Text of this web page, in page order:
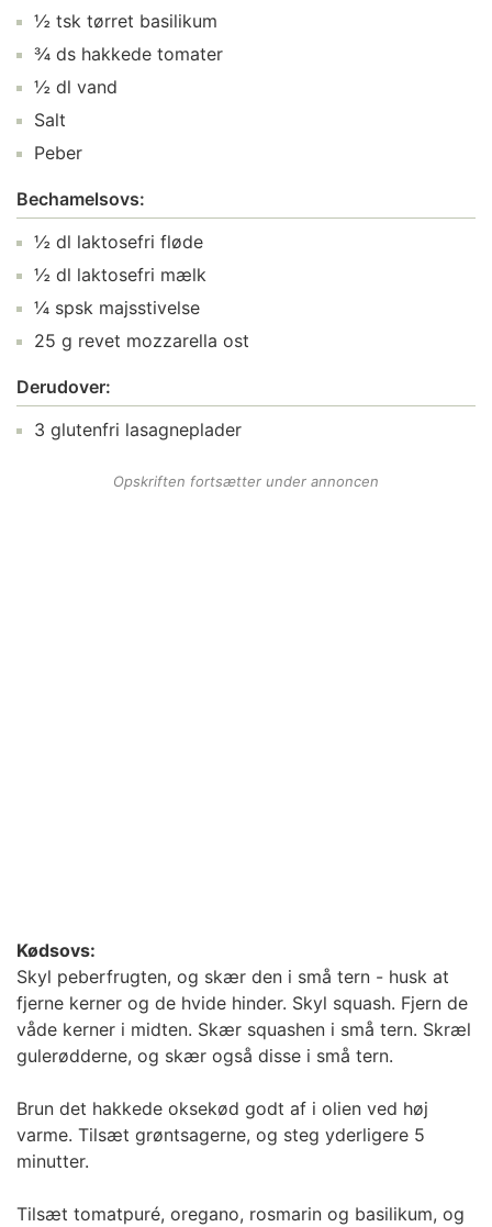
½ tsk tørret basilikum
¾ ds hakkede tomater
½ dl vand
Salt
Peber
Bechamelsovs:
½ dl laktosefri fløde
½ dl laktosefri mælk
¼ spsk majsstivelse
25 g revet mozzarella ost
Derudover:
3 glutenfri lasagneplader
Opskriften fortsætter under annoncen
Kødsovs:
Skyl peberfrugten, og skær den i små tern - husk at
fjerne kerner og de hvide hinder. Skyl squash. Fjern de
våde kerner i midten. Skær squashen i små tern. Skræl
gulerødderne, og skær også disse i små tern.
Brun det hakkede oksekød godt af i olien ved høj
varme. Tilsæt grøntsagerne, og steg yderligere 5
minutter.
Tilsæt tomatpuré, oregano, rosmarin og basilikum, og